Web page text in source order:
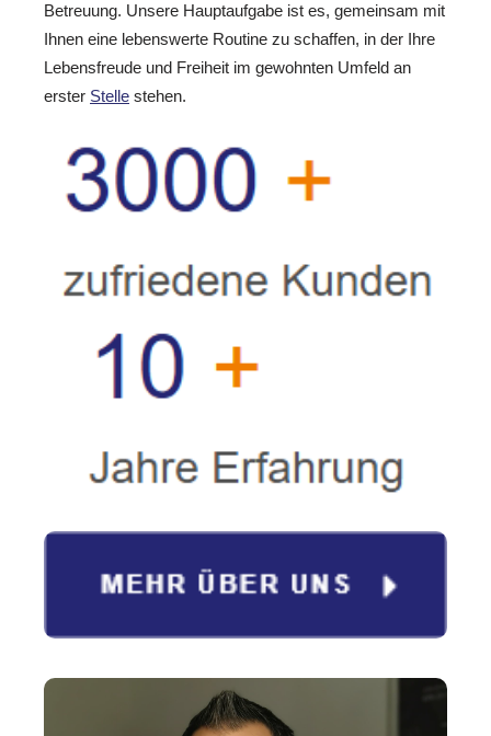
Betreuung. Unsere Hauptaufgabe ist es, gemeinsam mit
Ihnen eine lebenswerte Routine zu schaffen, in der Ihre
Lebensfreude und Freiheit im gewohnten Umfeld an
erster Stelle stehen.